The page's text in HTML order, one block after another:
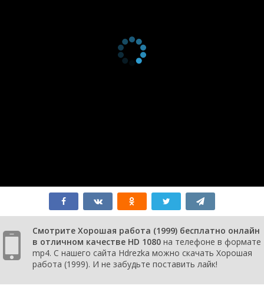
Смотрите Хорошая работа (1999) бесплатно онлайн
в отличном качестве HD 1080 на телефоне в формате
mp4. С нашего сайта Hdrezka можно скачать Хорошая
работа (1999). И не забудьте поставить лайк!